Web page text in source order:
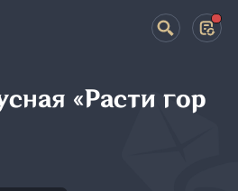
«Расти гор